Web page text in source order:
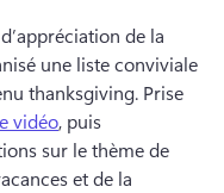
de la
une liste conviviale
thanksgiving. Prise
vidéo, puis
sur le thème de
et de la